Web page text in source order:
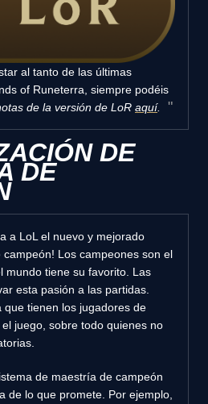
al tanto de las últimas
of Runeterra, siempre podéis
de la versión de LoR aquí.
DE
DE
a LoL el nuevo y mejorado
Los campeones son el
mundo tiene su favorito. Las
esta pasión a las partidas.
que tienen los jugadores de
juego, sobre todo quienes no
de maestría de campeón
de lo que promete. Por ejemplo,